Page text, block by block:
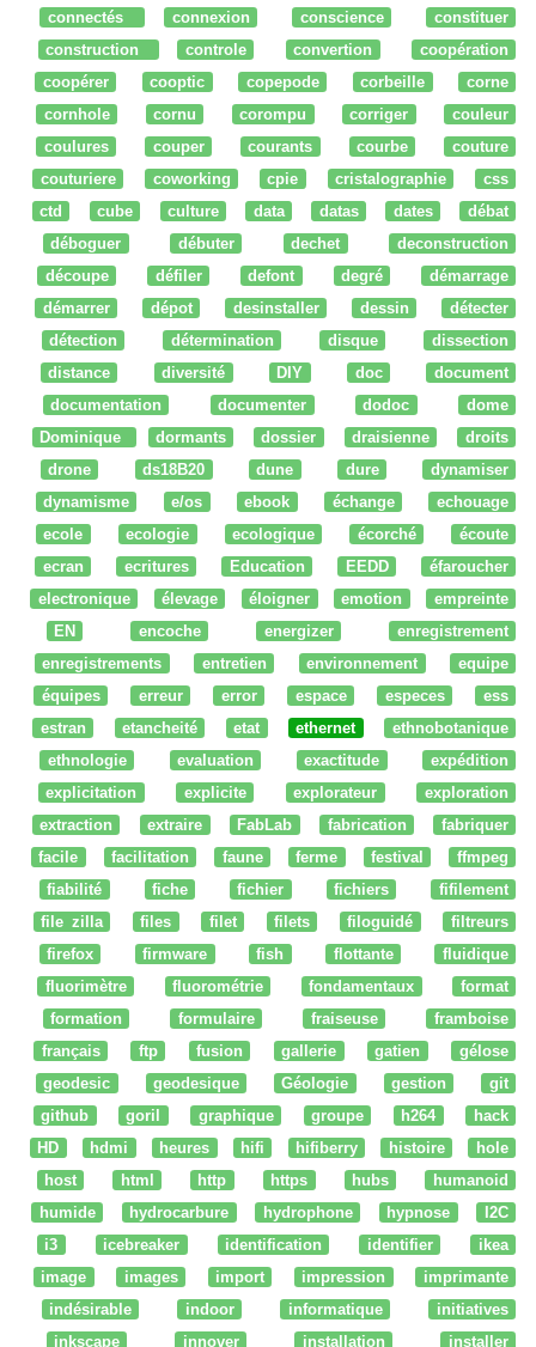
connectés
connexion conscience
constituer
construction
controle convertion
coopération
coopérer
cooptic copepode corbeille
corne
cornhole
cornu corompu corriger
couleur
coulures
couper courants courbe
couture
couturiere
coworking cpie cristalographie
css
ctd
cube culture data datas dates
débat
déboguer
débuter dechet
deconstruction
découpe
défiler defont degré
démarrage
démarrer
dépot desinstaller dessin
détecter
détection
détermination disque
dissection
distance
diversité DIY doc
document
documentation
documenter dodoc
dome
Dominique
dormants dossier draisienne
droits
drone
ds18B20 dune dure
dynamiser
dynamisme
e/os ebook échange
echouage
ecole
ecologie ecologique écorché
écoute
ecran
ecritures Education EEDD
éfaroucher
electronique
élevage éloigner emotion
empreinte
EN
encoche energizer
enregistrement
enregistrements
entretien environnement
equipe
équipes
erreur error espace especes
ess
estran
etancheité etat ethernet
ethnobotanique
ethnologie
evaluation exactitude
expédition
explicitation
explicite explorateur
exploration
extraction
extraire FabLab fabrication
fabriquer
facile
facilitation faune ferme festival
ffmpeg
fiabilité
fiche fichier fichiers
fifilement
file zilla
files filet filets filoguidé
filtreurs
firefox
firmware fish flottante
fluidique
fluorimètre
fluorométrie fondamentaux
format
formation
formulaire fraiseuse
framboise
français
ftp fusion gallerie gatien
gélose
geodesic
geodesique Géologie gestion
git
github
goril graphique groupe h264
hack
HD
hdmi heures hifi hifiberry histoire
hole
host
html http https hubs
humanoid
humide
hydrocarbure hydrophone hypnose
I2C
i3
icebreaker identification identifier
ikea
image
images import impression
imprimante
indésirable
indoor informatique
initiatives
inkscape
innover installation installer